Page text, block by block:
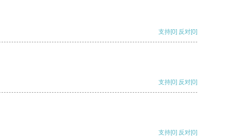
支持[0] 反对[0]
支持[0] 反对[0]
支持[0] 反对[0]